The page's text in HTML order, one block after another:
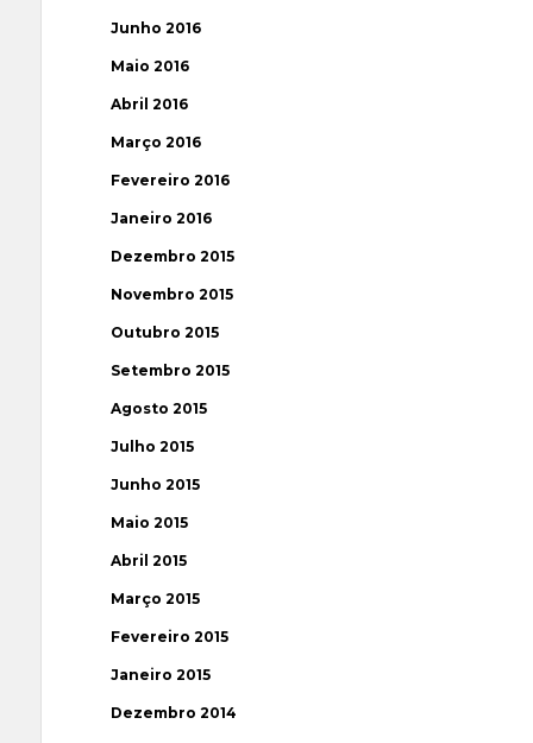
Junho 2016
Maio 2016
Abril 2016
Março 2016
Fevereiro 2016
Janeiro 2016
Dezembro 2015
Novembro 2015
Outubro 2015
Setembro 2015
Agosto 2015
Julho 2015
Junho 2015
Maio 2015
Abril 2015
Março 2015
Fevereiro 2015
Janeiro 2015
Dezembro 2014